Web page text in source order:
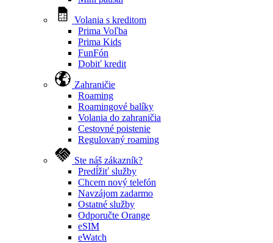
Volania s kreditom
Prima Voľba
Prima Kids
FunFón
Dobiť kredit
Zahraničie
Roaming
Roamingové balíky
Volania do zahraničia
Cestovné poistenie
Regulovaný roaming
Ste náš zákazník?
Predĺžiť služby
Chcem nový telefón
Navzájom zadarmo
Ostatné služby
Odporučte Orange
eSIM
eWatch